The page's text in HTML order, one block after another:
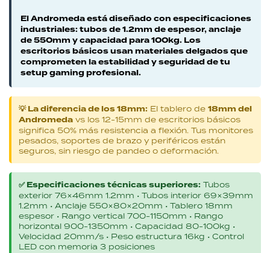
El Andromeda está diseñado con especificaciones
industriales: tubos de 1.2mm de espesor, anclaje
de 550mm y capacidad para 100kg. Los
escritorios básicos usan materiales delgados que
comprometen la estabilidad y seguridad de tu
setup gaming profesional.
💡 La diferencia de los 18mm: El tablero de 18mm del
Andromeda vs los 12-15mm de escritorios básicos
significa 50% más resistencia a flexión. Tus monitores
pesados, soportes de brazo y periféricos están
seguros, sin riesgo de pandeo o deformación.
✅ Especificaciones técnicas superiores: Tubos
exterior 76×46mm 1.2mm • Tubos interior 69×39mm
1.2mm • Anclaje 550×80×20mm • Tablero 18mm
espesor • Rango vertical 700-1150mm • Rango
horizontal 900-1350mm • Capacidad 80-100kg •
Velocidad 20mm/s • Peso estructura 16kg • Control
LED con memoria 3 posiciones